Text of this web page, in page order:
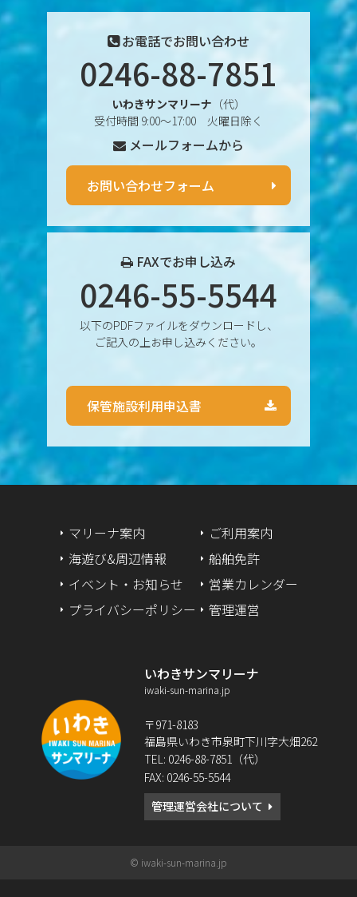
2025年3月
2024年12月
2024年9月
2024年8月
2024年6月
2024年5月
2024年4月
2024年2月
2023年2月
2022年12月
お電話でお問い合わせ
0246-88-7851
いわきサンマリーナ （代）
受付時間 9:00〜17:00 火曜日除く
メールフォームから
お問い合わせフォーム
FAXでお申し込み
0246-55-5544
以下のPDFファイルをダウンロードし、
ご記入の上お申し込みください。
保管施設利用申込書
マリーナ案内
海遊び&周辺情報
イベント・お知らせ
プライバシーポリシー
ご利用案内
船舶免許
営業カレンダー
管理運営
いわきサンマリーナ
iwaki-sun-marina.jp
〒971-8183
福島県いわき市泉町下川字大畑262
TEL: 0246-88-7851（代）
FAX: 0246-55-5544
管理運営会社について
© iwaki-sun-marina.jp